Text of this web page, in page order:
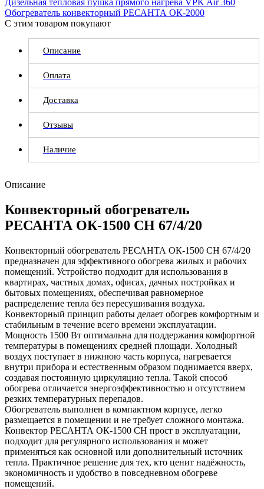
Обогреватель конвекторный РЕСАНТА ОК-2000
С этим товаром покупают
Описание
Оплата
Доставка
Отзывы
Наличие
Описание
Конвекторный обогреватель
РЕСАНТА ОК-1500 СН 67/4/20
Конвекторный обогреватель РЕСАНТА ОК-1500 СН 67/4/20
предназначен для эффективного обогрева жилых и рабочих
помещений. Устройство подходит для использования в
квартирах, частных домах, офисах, дачных постройках и
бытовых помещениях, обеспечивая равномерное
распределение тепла без пересушивания воздуха.
Конвекторный принцип работы делает обогрев комфортным и
стабильным в течение всего времени эксплуатации.
Мощность 1500 Вт оптимальна для поддержания комфортной
температуры в помещениях средней площади. Холодный
воздух поступает в нижнюю часть корпуса, нагревается
внутри прибора и естественным образом поднимается вверх,
создавая постоянную циркуляцию тепла. Такой способ
обогрева отличается энергоэффективностью и отсутствием
резких температурных перепадов.
Обогреватель выполнен в компактном корпусе, легко
размещается в помещении и не требует сложного монтажа.
Конвектор РЕСАНТА ОК-1500 СН прост в эксплуатации,
подходит для регулярного использования и может
применяться как основной или дополнительный источник
тепла. Практичное решение для тех, кто ценит надёжность,
экономичность и удобство в повседневном обогреве
помещений.